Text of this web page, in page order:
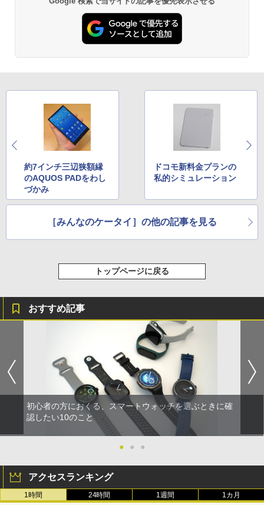
約7インチ三辺狭額縁
のAQUOS PADをわし
づかみ
ドコモ新料金プランの
私的シミュレーション
［みんなのケータイ］の他の記事を見る
トップページに戻る
おすすめ記事
初心者の方におくる、スマートウォッチを選ぶときに確
認したい10のこと
● ● ●
アクセスランキング
1時間 24時間 1週間 1カ月